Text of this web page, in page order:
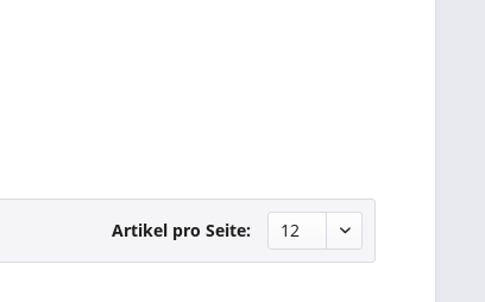
Artikel pro Seite: